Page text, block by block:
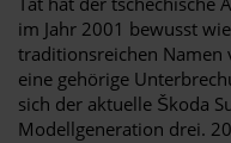
im Jahr 2001 bewusst
traditionsreichen Namen
eine gehörige
sich der aktuelle Škoda
Modellgeneration drei.